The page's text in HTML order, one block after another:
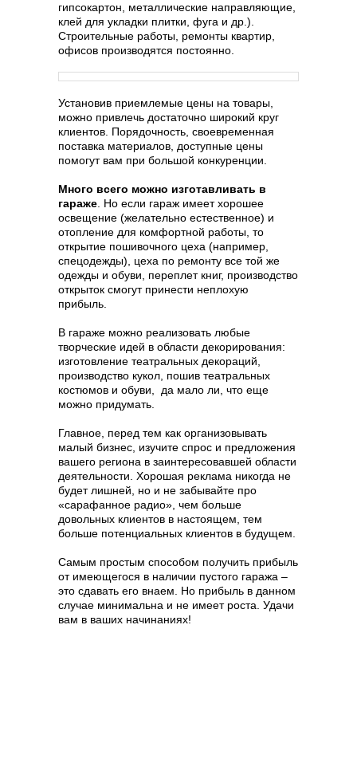
гипсокартон, металлические направляющие,
клей для укладки плитки, фуга и др.).
Строительные работы, ремонты квартир,
офисов производятся постоянно.
Установив приемлемые цены на товары,
можно привлечь достаточно широкий круг
клиентов. Порядочность, своевременная
поставка материалов, доступные цены
помогут вам при большой конкуренции.
Много всего можно изготавливать в
гараже . Но если гараж имеет хорошее
освещение (желательно естественное) и
отопление для комфортной работы, то
открытие пошивочного цеха (например,
спецодежды), цеха по ремонту все той же
одежды и обуви, переплет книг, производство
открыток смогут принести неплохую
прибыль.
В гараже можно реализовать любые
творческие идей в области декорирования:
изготовление театральных декораций,
производство кукол, пошив театральных
костюмов и обуви, да мало ли, что еще
можно придумать.
Главное, перед тем как организовывать
малый бизнес, изучите спрос и предложения
вашего региона в заинтересовавшей области
деятельности. Хорошая реклама никогда не
будет лишней, но и не забывайте про
«сарафанное радио», чем больше
довольных клиентов в настоящем, тем
больше потенциальных клиентов в будущем.
Самым простым способом получить прибыль
от имеющегося в наличии пустого гаража –
это сдавать его внаем. Но прибыль в данном
случае минимальна и не имеет роста. Удачи
вам в ваших начинаниях!